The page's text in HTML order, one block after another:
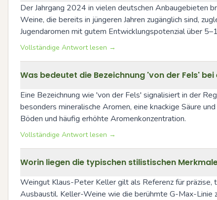
Der Jahrgang 2024 in vielen deutschen Anbaugebieten
Weine, die bereits in jüngeren Jahren zugänglich sind,
Jugendaromen mit gutem Entwicklungspotenzial über
Vollständige Antwort lesen →
Was bedeutet die Bezeichnung 'von der Fels'
Eine Bezeichnung wie 'von der Fels' signalisiert in der
besonders mineralische Aromen, eine knackige Säure
Böden und häufig erhöhte Aromenkonzentration.
Vollständige Antwort lesen →
Worin liegen die typischen stilistischen
Weingut Klaus-Peter Keller gilt als Referenz für präzise,
Ausbaustil. Keller-Weine wie die berühmte G-Max-Linie